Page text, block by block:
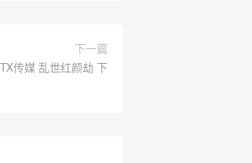
下一篇
TX传媒 乱世红颜劫 下